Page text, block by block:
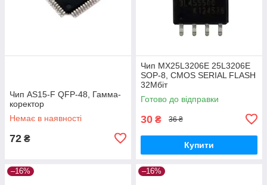
Чип AS15-F QFP-48, Гамма-
коректор
Немає в наявності
72 ₴
Чип MX25L3206E 25L3206E
SOP-8, CMOS SERIAL FLASH
32Мбіт
Готово до відправки
30 ₴ 36 ₴
Купити
–16% –16%